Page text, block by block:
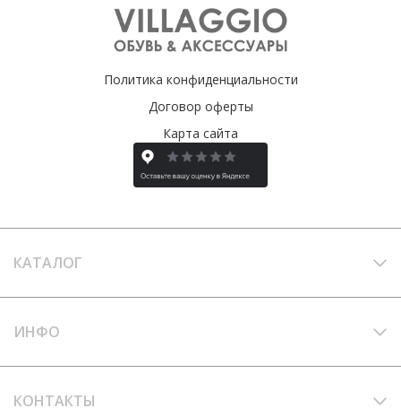
Политика конфиденциальности
Договор оферты
Карта сайта
КАТАЛОГ
ИНФО
КОНТАКТЫ